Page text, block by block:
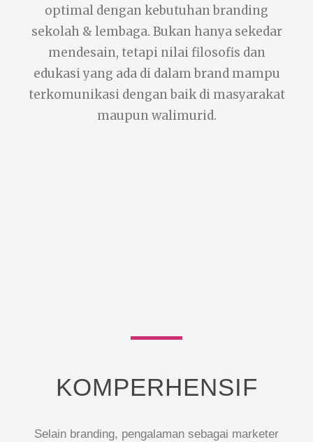
optimal dengan kebutuhan branding
sekolah & lembaga. Bukan hanya sekedar
mendesain, tetapi nilai filosofis dan
edukasi yang ada di dalam brand mampu
terkomunikasi dengan baik di masyarakat
maupun walimurid.
KOMPERHENSIF
Selain branding, pengalaman sebagai marketer